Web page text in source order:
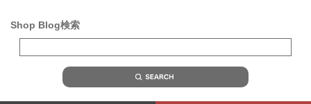
Shop Blog検索